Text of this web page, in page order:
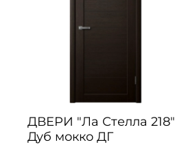
ДВЕРИ "Ла Стелла 218"
Дуб мокко ДГ